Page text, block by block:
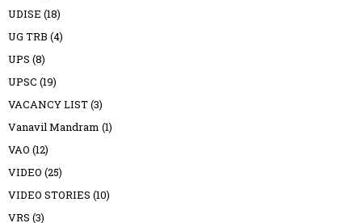
UDISE (18)
UG TRB (4)
UPS (8)
UPSC (19)
VACANCY LIST(3)
Vanavil Mandram (1)
VAO (12)
VIDEO (25)
VIDEO STORIES (10)
VRS (3)